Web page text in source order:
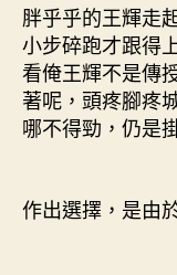
胖乎乎的王輝走
小步碎跑才跟得
看俺王輝不是傳
著呢，頭疼腳疼
哪不得勁，仍是
作出選擇，是由